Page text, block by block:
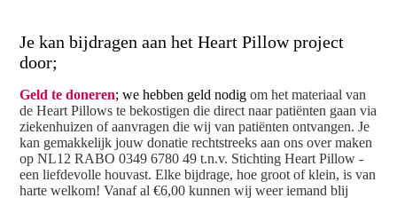
Je kan bijdragen aan het Heart Pillow project
door;
Geld te doneren; we hebben geld nodigom het materiaal van
de Heart Pillows te bekostigen die direct naar patiënten gaan via
ziekenhuizen of aanvragen die wij van patiënten ontvangen. Je
kan gemakkelijk jouw donatie rechtstreeks aan ons over maken
op NL12 RABO 0349 6780 49 t.n.v. Stichting Heart Pillow -
een liefdevolle houvast. Elke bijdrage, hoe groot of klein, is van
harte welkom! Vanaf al €6,00 kunnen wij weer iemand blij